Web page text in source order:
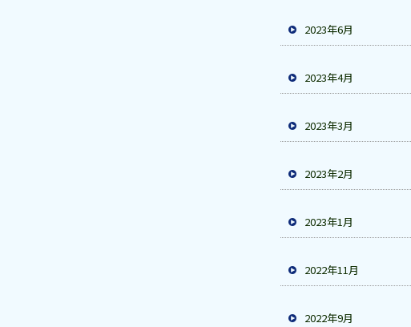
2023年6月
2023年4月
2023年3月
2023年2月
2023年1月
2022年11月
2022年9月